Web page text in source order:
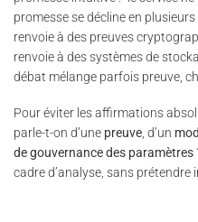
promesse se décline en
renvoie à des preuves
renvoie à des systèmes de
débat mélange parfois preuve,
Pour éviter les affirmations
parle-t-on d’une preuve, d’un
de gouvernance des paramètres
cadre d’analyse, sans prétendre